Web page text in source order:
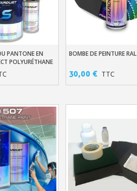
frais dès 30€ d'achats
en moins d'1 minute
et obtenez des bons d'achat
à chaque commande
24 h en France Métropolitaine
la première commande
pour chaque parrainage
: 5€ de réduction
Panier
PANTONE EN
POLYURÉTHANE
Ajouter Au Panier
BOMBE DE PEINTURE RAL
30,00 € TTC